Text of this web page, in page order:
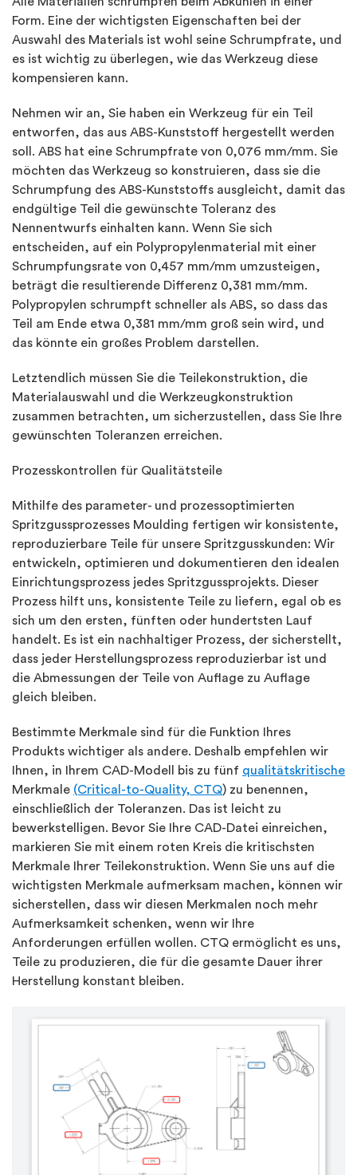
Form. Eine der wichtigsten Eigenschaften bei der
Auswahl des Materials ist wohl seine Schrumpfrate, und
es ist wichtig zu überlegen, wie das Werkzeug diese
kompensieren kann.
Nehmen wir an, Sie haben ein Werkzeug für ein Teil
entworfen, das aus ABS-Kunststoff hergestellt werden
soll. ABS hat eine Schrumpfrate von 0,076 mm/mm. Sie
möchten das Werkzeug so konstruieren, dass sie die
Schrumpfung des ABS-Kunststoffs ausgleicht, damit das
endgültige Teil die gewünschte Toleranz des
Nennentwurfs einhalten kann. Wenn Sie sich
entscheiden, auf ein Polypropylenmaterial mit einer
Schrumpfungsrate von 0,457 mm/mm umzusteigen,
beträgt die resultierende Differenz 0,381 mm/mm.
Polypropylen schrumpft schneller als ABS, so dass das
Teil am Ende etwa 0,381 mm/mm groß sein wird, und
das könnte ein großes Problem darstellen.
Letztendlich müssen Sie die Teilekonstruktion, die
Materialauswahl und die Werkzeugkonstruktion
zusammen betrachten, um sicherzustellen, dass Sie Ihre
gewünschten Toleranzen erreichen.
Prozesskontrollen für Qualitätsteile
Mithilfe des parameter- und prozessoptimierten
Spritzgussprozesses Moulding fertigen wir konsistente,
reproduzierbare Teile für unsere Spritzgusskunden: Wir
entwickeln, optimieren und dokumentieren den idealen
Einrichtungsprozess jedes Spritzgussprojekts. Dieser
Prozess hilft uns, konsistente Teile zu liefern, egal ob es
sich um den ersten, fünften oder hundertsten Lauf
handelt. Es ist ein nachhaltiger Prozess, der sicherstellt,
dass jeder Herstellungsprozess reproduzierbar ist und
die Abmessungen der Teile von Auflage zu Auflage
gleich bleiben.
Bestimmte Merkmale sind für die Funktion Ihres
Produkts wichtiger als andere. Deshalb empfehlen wir
Ihnen, in Ihrem CAD-Modell bis zu fünf qualitätskritische
Merkmale (Critical-to-Quality, CTQ) zu benennen,
einschließlich der Toleranzen. Das ist leicht zu
bewerkstelligen. Bevor Sie Ihre CAD-Datei einreichen,
markieren Sie mit einem roten Kreis die kritischsten
Merkmale Ihrer Teilekonstruktion. Wenn Sie uns auf die
wichtigsten Merkmale aufmerksam machen, können wir
sicherstellen, dass wir diesen Merkmalen noch mehr
Aufmerksamkeit schenken, wenn wir Ihre
Anforderungen erfüllen wollen. CTQ ermöglicht es uns,
Teile zu produzieren, die für die gesamte Dauer ihrer
Herstellung konstant bleiben.